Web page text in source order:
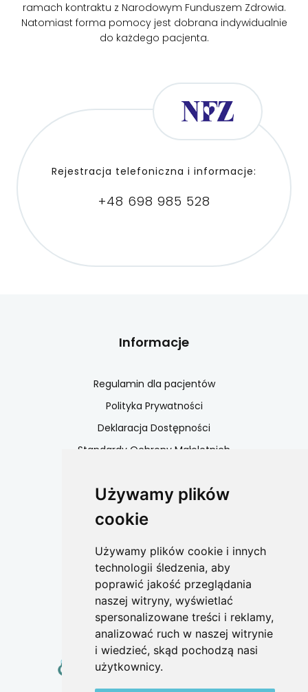
Używamy plików
cookie
Używamy plików cookie i innych
technologii śledzenia, aby
poprawić jakość przeglądania
naszej witryny, wyświetlać
spersonalizowane treści i reklamy,
analizować ruch w naszej witrynie
i wiedzieć, skąd pochodzą nasi
użytkownicy.
ramach kontraktu z Narodowym Funduszem Zdrowia.
Natomiast forma pomocy jest dobrana indywidualnie
do każdego pacjenta.
Rejestracja telefoniczna i informacje:
+48 698 985 528
Informacje
Regulamin dla pacjentów
Polityka Prywatności
Deklaracja Dostępności
Standardy Ochrony Małoletnich
Polityka cookies
W celu współpracy
zapraszamy do kontaktu
+48 662 808 365